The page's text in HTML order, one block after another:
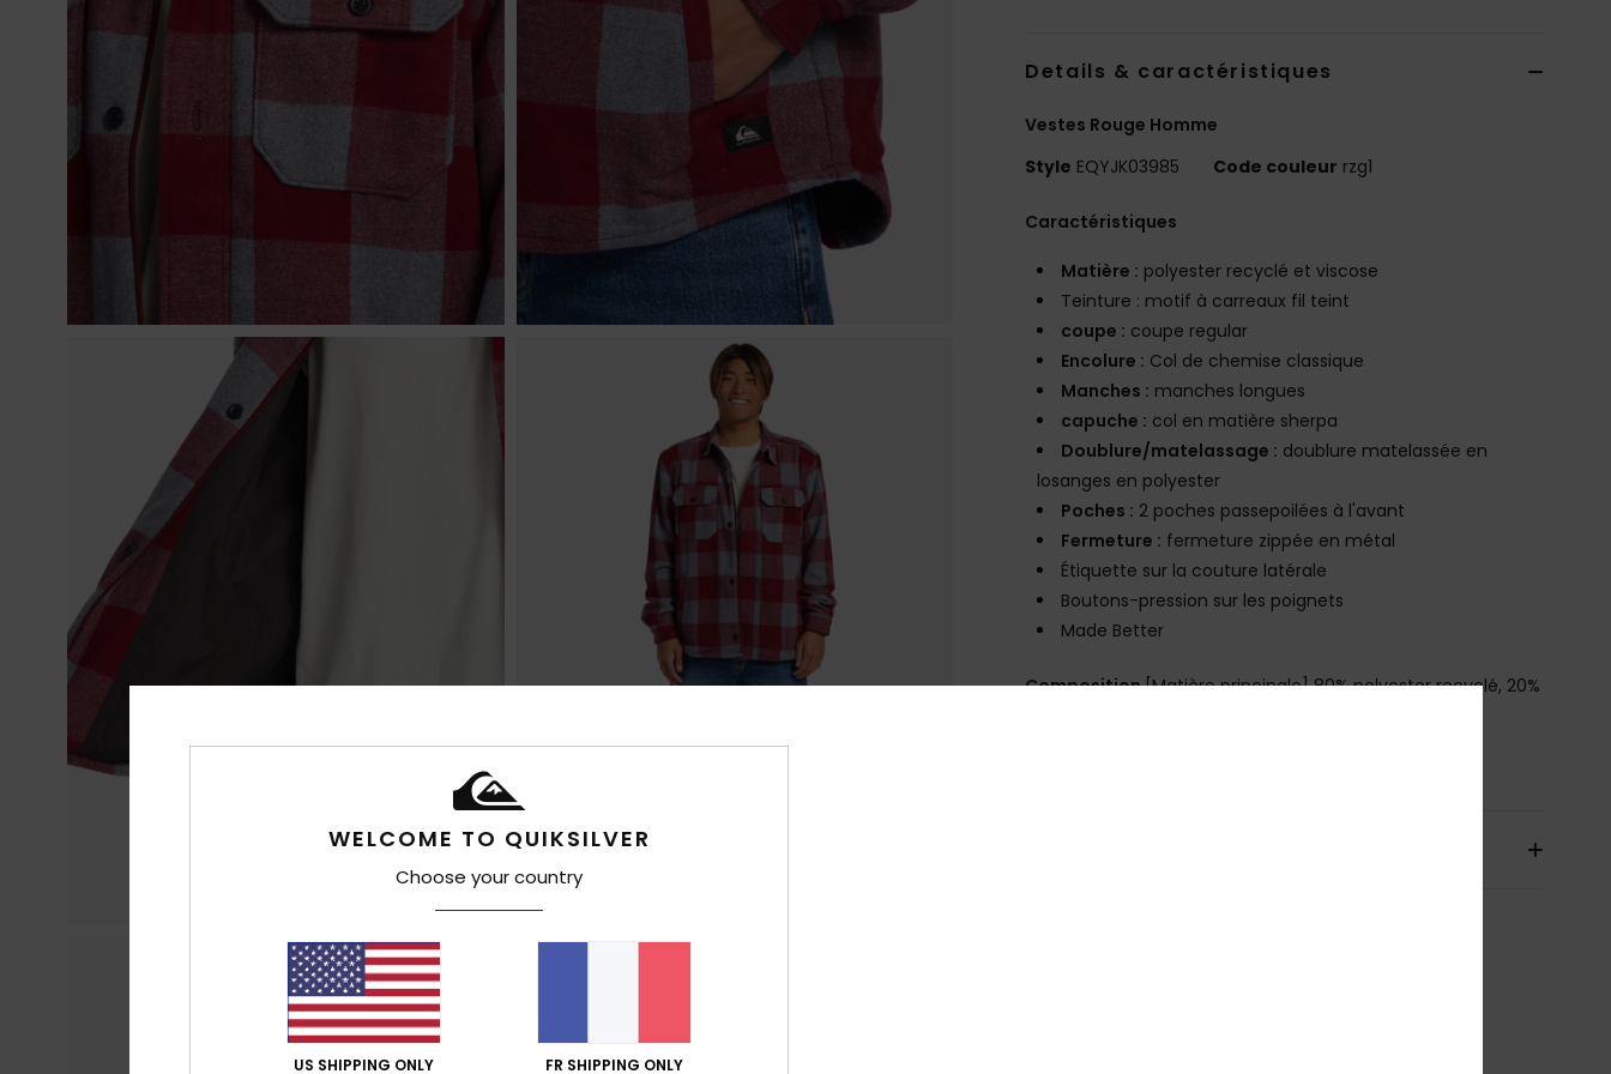
Details & caractéristiques
Vestes Rouge Homme
Style EQYJK03985 Code couleur rzg1
Caractéristiques
Matière : polyester recyclé et viscose
Teinture : motif à carreaux fil teint
coupe : coupe regular
Encolure : Col de chemise classique
Manches : manches longues
capuche : col en matière sherpa
Doublure/matelassage : doublure matelassée en
losanges en polyester
Poches : 2 poches passepoilées à l'avant
Fermeture : fermeture zippée en métal
Étiquette sur la couture latérale
Boutons-pression sur les poignets
Made Better
Composition[Matière principale] 80% polyester recyclé, 20%
WELCOME TO QUIKSILVER
Choose your country
US SHIPPING ONLY FR SHIPPING ONLY